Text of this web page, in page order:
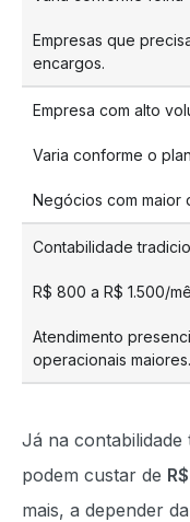
Empresas que
encargos.
Empresa com alto
Varia conforme o
Negócios com maior
Contabilidade
R$ 800 a R$ 1.500/
Atendimento
operacionais maiores.
Já na contabilidade
podem custar de
mais, a depender